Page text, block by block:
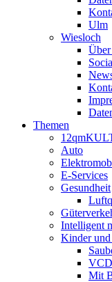
Ulm
Wiesloch
Themen
Auto
E-Services
Gesundheit
Intelligent
Kinder
Mit